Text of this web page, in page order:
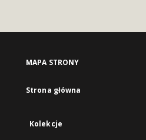
MAPA STRONY
Strona główna
Kolekcje